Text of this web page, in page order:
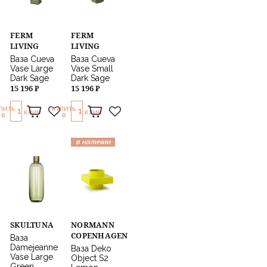
FERM
LIVING
Ваза Cueva
Vase Large
Dark Sage
15 196 ₽
В
1 КЛИК
FERM
LIVING
Ваза Cueva
Vase Small
Dark Sage
15 196 ₽
КУПИТЬ
В
1 КЛИК
SKULTUNA
Ваза
Damejeanne
Vase Large
в наличии
NORMANN
COPENHAGEN
Ваза Deko
Object S2